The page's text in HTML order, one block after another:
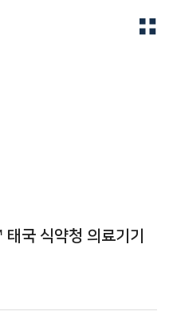
국 식약청 의료기기